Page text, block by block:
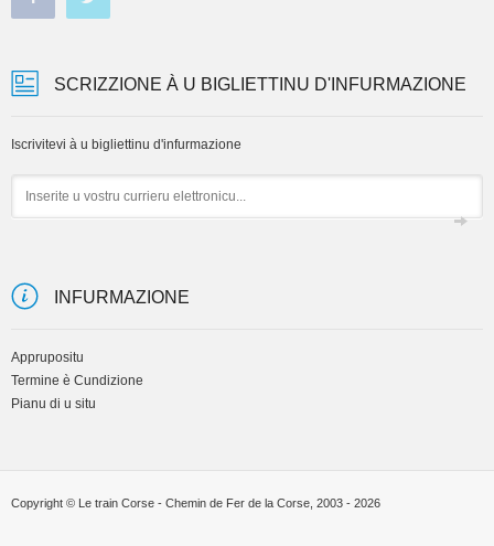
SCRIZZIONE À U BIGLIETTINU D'INFURMAZIONE
Iscrivitevi à u bigliettinu d'infurmazione
INFURMAZIONE
Apprupositu
Termine è Cundizione
Pianu di u situ
Copyright © Le train Corse - Chemin de Fer de la Corse, 2003 - 2026